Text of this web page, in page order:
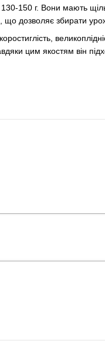
150 г. Вони мають
дозволяє збирати
цим якостям він